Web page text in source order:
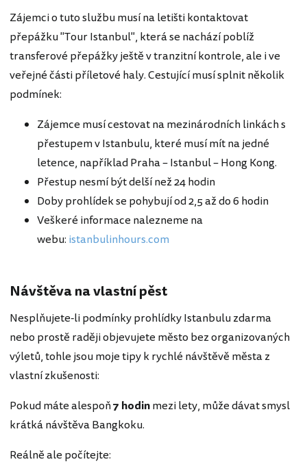
Zájemci o tuto službu musí na letišti kontaktovat
přepážku "Tour Istanbul", která se nachází poblíž
transferové přepážky ještě v tranzitní kontrole, ale i ve
veřejné části příletové haly. Cestující musí splnit několik
podmínek:
Zájemce musí cestovat na mezinárodních linkách s
přestupem v Istanbulu, které musí mít na jedné
letence, například Praha – Istanbul – Hong Kong.
Přestup nesmí být delší než 24 hodin
Doby prohlídek se pohybují od 2,5 až do 6 hodin
Veškeré informace nalezneme na
webu: istanbulinhours.com
Návštěva na vlastní pěst
Nesplňujete-li podmínky prohlídky Istanbulu zdarma
nebo prostě raději objevujete město bez organizovaných
výletů, tohle jsou moje tipy k rychlé návštěvě města z
vlastní zkušenosti:
Pokud máte alespoň7 hodinmezi lety, může dávat smysl
krátká návštěva Bangkoku.
Reálně ale počítejte: